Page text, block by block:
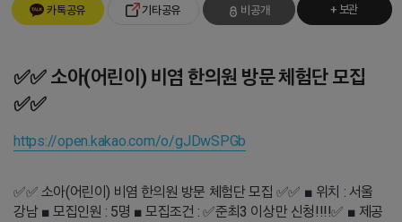
카톡공유 기타공유 비공개 + 보관
✅✅ 소아(어린이) 비염 한의원 방문 체험단 모집
✅✅
https://open.kakao.com/o/gJDwSPGb
✅✅ 소아(어린이) 비염 한의원 방문 체험단 모집 ✅✅ ■ 위치 : 서울
강남 ■ 모집인원 : 5명 ■ 모집조건 : ✅️준최3 이상만 신청!!!!✅️ ■ 제공